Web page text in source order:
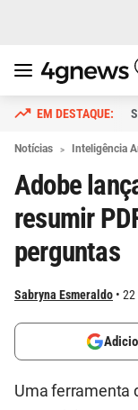
Notícias Inteligência
Adobe
resumir
perguntas
Sabryna Esmeraldo 22
Uma ferramenta